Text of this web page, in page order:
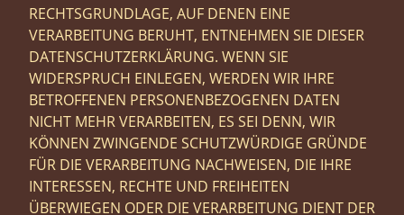
RECHTSGRUNDLAGE, AUF DENEN EINE
VERARBEITUNG BERUHT, ENTNEHMEN SIE DIESER
DATENSCHUTZERKLÄRUNG. WENN SIE
WIDERSPRUCH EINLEGEN, WERDEN WIR IHRE
BETROFFENEN PERSONENBEZOGENEN DATEN
NICHT MEHR VERARBEITEN, ES SEI DENN, WIR
KÖNNEN ZWINGENDE SCHUTZWÜRDIGE GRÜNDE
FÜR DIE VERARBEITUNG NACHWEISEN, DIE IHRE
INTERESSEN, RECHTE UND FREIHEITEN
ÜBERWIEGEN ODER DIE VERARBEITUNG DIENT DER